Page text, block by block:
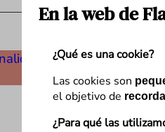
En la web de
¿Qué es una cookie?
Las cookies son
el objetivo de
¿Para qué las